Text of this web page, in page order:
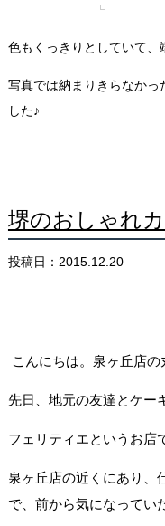
色もくっきりとしていて、
写真では納まりきらなかっ
した♪
堺のおしゃれ
投稿日：2015.12.20
こんにちは。泉ヶ丘店の
先日、地元の友達とケー
フェリティエというお店
泉ヶ丘店の近くにあり、
で、 前から気になってい